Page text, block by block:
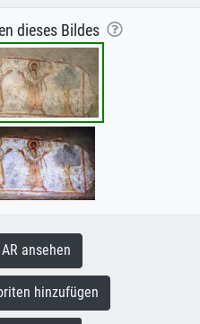
dieses Bildes
ansehen
hinzufügen